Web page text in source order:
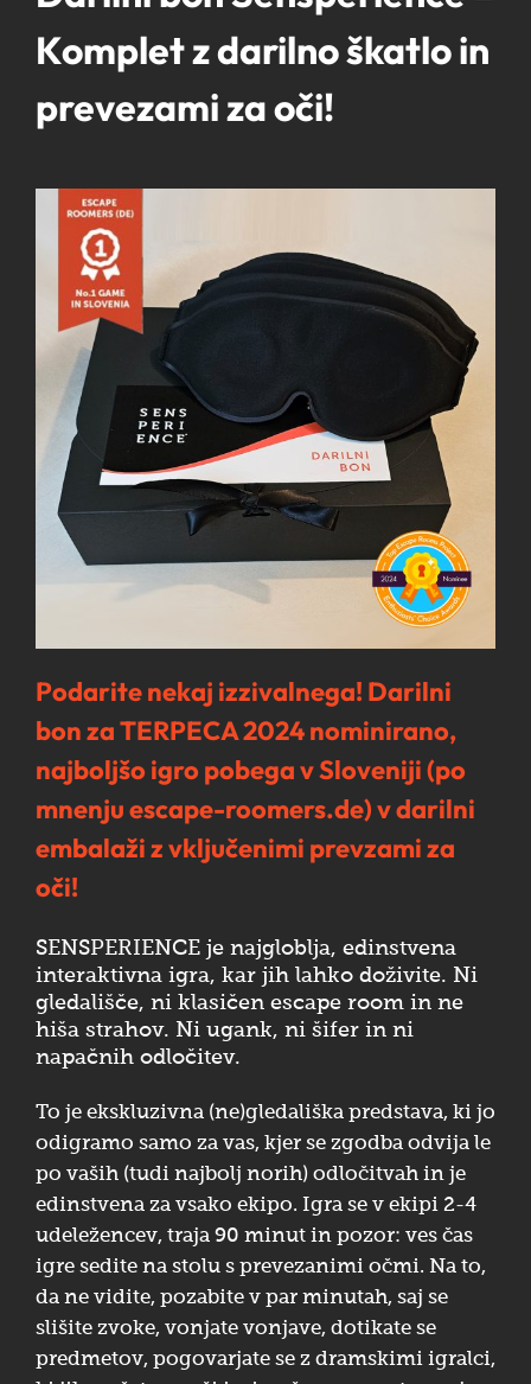
Komplet z darilno škatlo in
prevezami za oči!
Podarite nekaj izzivalnega! Darilni
bon za TERPECA 2024 nominirano,
najboljšo igro pobega v Sloveniji (po
mnenju escape-roomers.de) v darilni
embalaži z vključenimi prevzami za
oči!
SENSPERIENCE je najgloblja, edinstvena
interaktivna igra, kar jih lahko doživite. Ni
gledališče, ni klasičen escape room in ne
hiša strahov. Ni ugank, ni šifer in ni
napačnih odločitev.
To je ekskluzivna (ne)gledališka predstava, ki jo
odigramo samo za vas, kjer se zgodba odvija le
po vaših (tudi najbolj norih) odločitvah in je
edinstvena za vsako ekipo. Igra se v ekipi 2-4
udeležencev, traja 90 minut in pozor: ves čas
igre sedite na stolu s prevezanimi očmi. Na to,
da ne vidite, pozabite v par minutah, saj se
slišite zvoke, vonjate vonjave, dotikate se
predmetov, pogovarjate se z dramskimi igralci,